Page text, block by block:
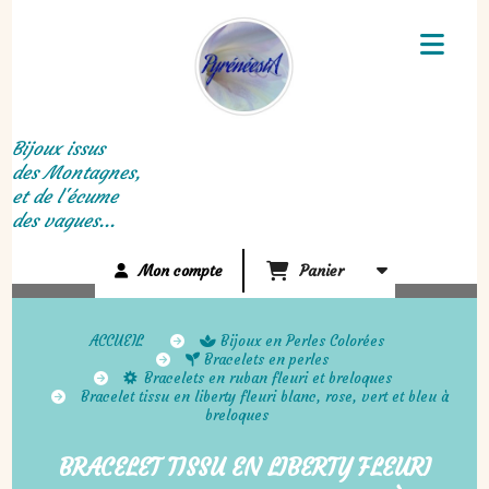
Bijoux issus
des Montagnes,
et de l'écume
des vagues...
Mon compte Panier
ACCUEIL
Bijoux en Perles Colorées
Bracelets en perles
Bracelets en ruban fleuri et breloques
Bracelet tissu en liberty fleuri blanc, rose, vert et bleu à
breloques
BRACELET TISSU EN LIBERTY FLEURI